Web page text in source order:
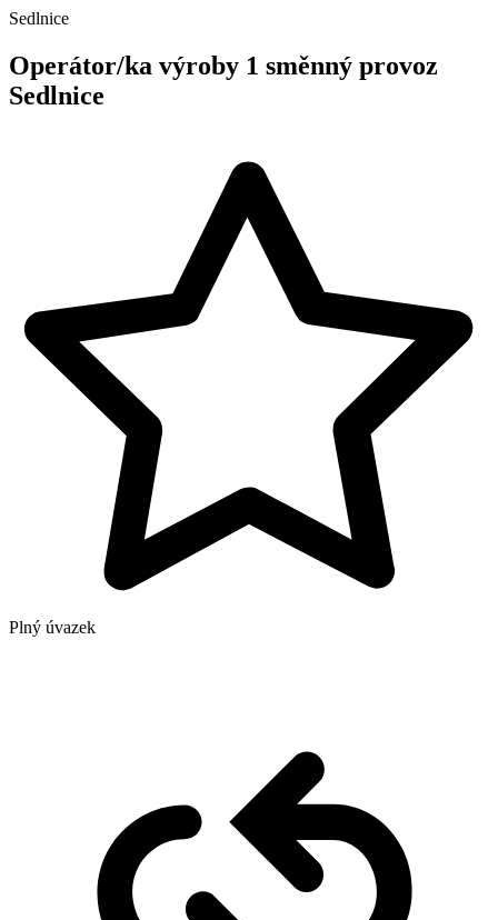
Sedlnice
Operátor/ka výroby 1 směnný provoz
Sedlnice
Plný úvazek